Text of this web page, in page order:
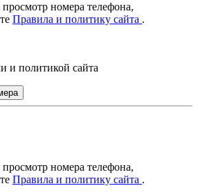
номера телефона,
Правила и политику сайта .
и политикой сайта
номера телефона,
Правила и политику сайта .